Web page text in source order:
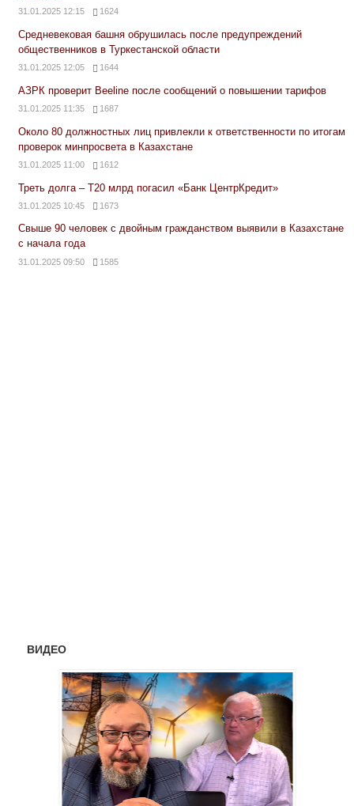
31.01.2025 12:15 1624
Средневековая башня обрушилась после предупреждений
общественников в Туркестанской области
31.01.2025 12:05 1644
АЗРК проверит Beeline после сообщений о повышении тарифов
31.01.2025 11:35 1687
Около 80 должностных лиц привлекли к ответственности по итогам
проверок минпросвета в Казахстане
31.01.2025 11:00 1612
Треть долга – Т20 млрд погасил «Банк ЦентрКредит»
31.01.2025 10:45 1673
Свыше 90 человек с двойным гражданством выявили в Казахстане
с начала года
31.01.2025 09:50 1585
ВИДЕО